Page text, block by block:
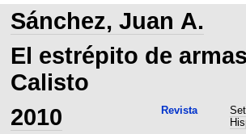
Sánchez, Juan A.
El estrépito de
Calisto
2010 Revista